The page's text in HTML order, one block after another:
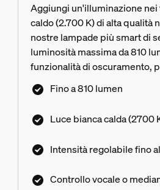
Aggiungi un'illuminazione
caldo (2.700 K) di alta qualità
nostre lampade più smart di
luminosità massima da 810
funzionalità di oscuramento,
personalizzare la luce in base
regolandola con fluidità dalla
Fino a 810 lumen
Luce bianca calda (2700
Intensità regolabile fino
Controllo vocale o